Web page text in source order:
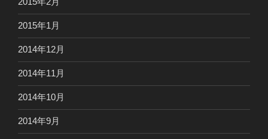
2015年1月
2014年12月
2014年11月
2014年10月
2014年9月